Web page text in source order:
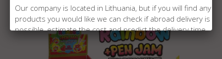
Prekė sandėlyje
NAUJA
Our company is located in Lithuania, but if you will find any
products you would like we can check if abroad delivery is
possible, estimate the cost and predict the delivery time.
Please send us the products us by email:
export@manrasta.lt
. The email can be found in the